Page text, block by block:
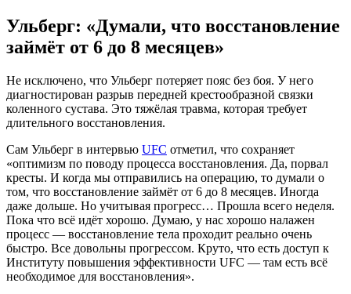
Ульберг: «Думали, что восстановление
займёт от 6 до 8 месяцев»
Не исключено, что Ульберг потеряет пояс без боя. У него
диагностирован разрыв передней крестообразной связки
коленного сустава. Это тяжёлая травма, которая требует
длительного восстановления.
Сам Ульберг в интервью UFC отметил, что сохраняет
«оптимизм по поводу процесса восстановления. Да, порвал
кресты. И когда мы отправились на операцию, то думали о
том, что восстановление займёт от 6 до 8 месяцев. Иногда
даже дольше. Но учитывая прогресс… Прошла всего неделя.
Пока что всё идёт хорошо. Думаю, у нас хорошо налажен
процесс — восстановление тела проходит реально очень
быстро. Все довольны прогрессом. Круто, что есть доступ к
Институту повышения эффективности UFC — там есть всё
необходимое для восстановления».